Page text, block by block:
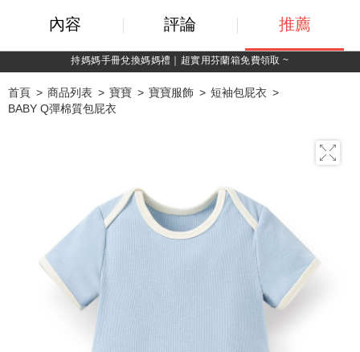
綁定LINE好友，500購物金立即折！
首頁 商品列表 寶寶 寶寶服飾
短袖包屁衣
BABY Q彈棉質包屁衣
內容 評論 推薦